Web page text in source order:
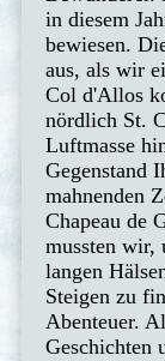
in diesem
bewiesen.
aus, als wir
Col d'Allos
nördlich St.
Luftmasse
Gegenstand
mahnenden
Chapeau de
mussten
langen
Steigen zu
Abenteuer.
Geschichten